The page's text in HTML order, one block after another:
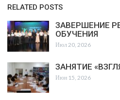
RELATED POSTS
ЗАВЕРШЕНИЕ
ОБУЧЕНИЯ
Июл 20, 2026
ЗАНЯТИЕ
Июн 15, 2026